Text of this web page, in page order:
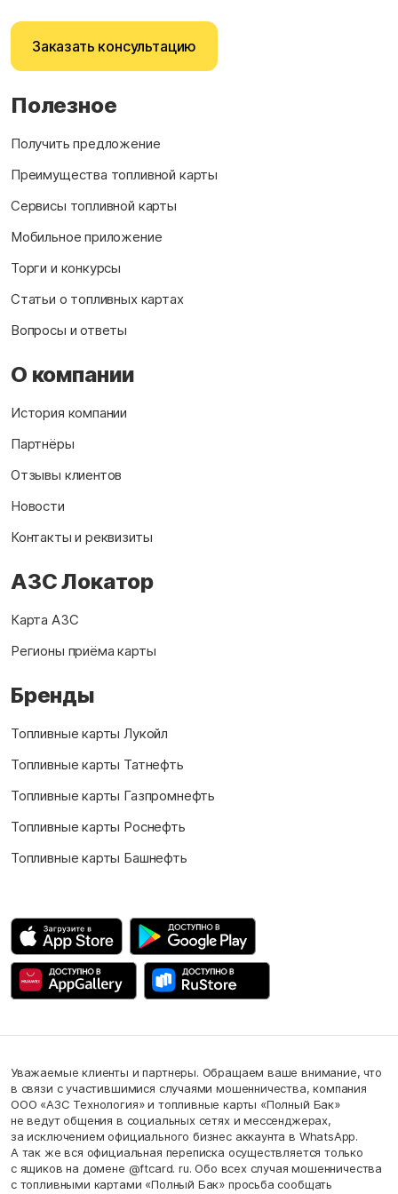
Заказать консультацию
Полезное
Получить предложение
Преимущества топливной карты
Сервисы топливной карты
Мобильное приложение
Торги и конкурсы
Статьи о топливных картах
Вопросы и ответы
О компании
История компании
Партнёры
Отзывы клиентов
Новости
Контакты и реквизиты
АЗС Локатор
Карта АЗС
Регионы приёма карты
Бренды
Топливные карты Лукойл
Топливные карты Татнефть
Топливные карты Газпромнефть
Топливные карты Роснефть
Топливные карты Башнефть
Уважаемые клиенты и партнеры. Обращаем ваше внимание, что
в связи с участившимися случаями мошенничества, компания
ООО «АЗС Технология» и топливные карты «Полный Бак»
не ведут общения в социальных сетях и мессенджерах,
за исключением официального бизнес аккаунта в WhatsApp.
А так же вся официальная переписка осуществляется только
с ящиков на домене @ftcard. ru. Обо всех случая мошенничества
с топливными картами «Полный Бак» просьба сообщать